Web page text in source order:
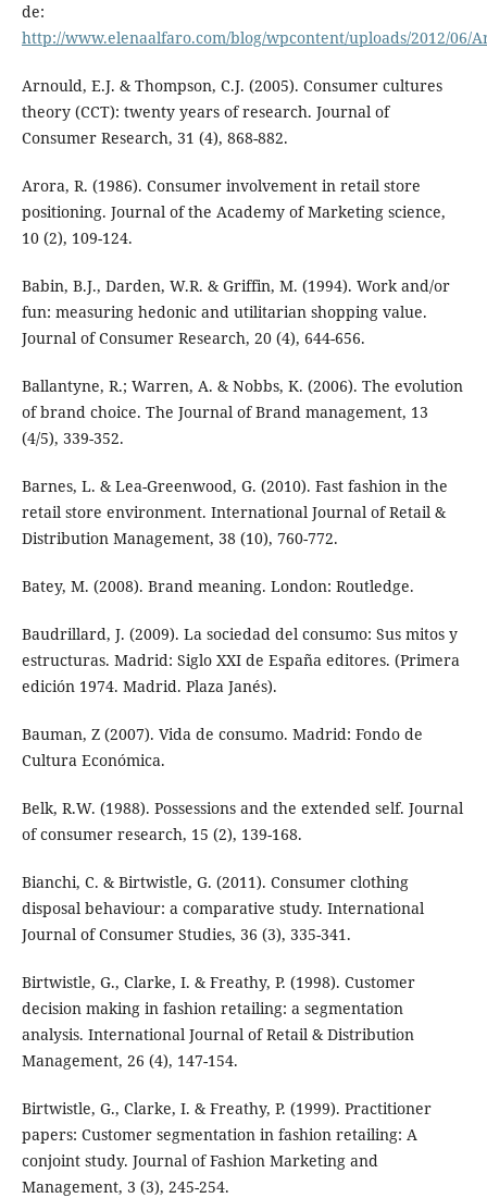
de:
http://www.elenaalfaro.com/blog/wpcontent/uploads/2012/06/
Arnould, E.J. & Thompson, C.J. (2005). Consumer cultures
theory (CCT): twenty years of research. Journal of
Consumer Research, 31 (4), 868-882.
Arora, R. (1986). Consumer involvement in retail store
positioning. Journal of the Academy of Marketing science,
10 (2), 109-124.
Babin, B.J., Darden, W.R. & Griffin, M. (1994). Work and/or
fun: measuring hedonic and utilitarian shopping value.
Journal of Consumer Research, 20 (4), 644-656.
Ballantyne, R.; Warren, A. & Nobbs, K. (2006). The evolution
of brand choice. The Journal of Brand management, 13
(4/5), 339-352.
Barnes, L. & Lea-Greenwood, G. (2010). Fast fashion in the
retail store environment. International Journal of Retail &
Distribution Management, 38 (10), 760-772.
Batey, M. (2008). Brand meaning. London: Routledge.
Baudrillard, J. (2009). La sociedad del consumo: Sus mitos y
estructuras. Madrid: Siglo XXI de España editores. (Primera
edición 1974. Madrid. Plaza Janés).
Bauman, Z (2007). Vida de consumo. Madrid: Fondo de
Cultura Económica.
Belk, R.W. (1988). Possessions and the extended self. Journal
of consumer research, 15 (2), 139-168.
Bianchi, C. & Birtwistle, G. (2011). Consumer clothing
disposal behaviour: a comparative study. International
Journal of Consumer Studies, 36 (3), 335-341.
Birtwistle, G., Clarke, I. & Freathy, P. (1998). Customer
decision making in fashion retailing: a segmentation
analysis. International Journal of Retail & Distribution
Management, 26 (4), 147-154.
Birtwistle, G., Clarke, I. & Freathy, P. (1999). Practitioner
papers: Customer segmentation in fashion retailing: A
conjoint study. Journal of Fashion Marketing and
Management, 3 (3), 245-254.